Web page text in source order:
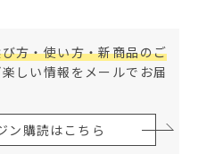
方・使い方・新商品のご
しい情報をメールでお届
ン購読はこちら